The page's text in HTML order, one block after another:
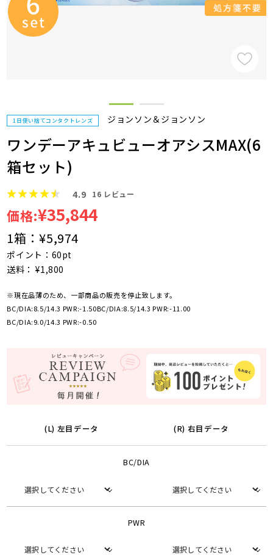
1日使い捨てコンタクトレンズ ジョンソン＆ジョンソン
ワンデーアキュビューオアシスMAX(6
箱セット)
4.9 16 レビュー
価格:¥35,844
1箱：¥5,974
ポイント：60pt
送料： ¥1,800
※現在品薄のため、一部商品の販売を停止致します。
BC/DIA:8.5/14.3 PWR:-1.50BC/DIA:8.5/14.3 PWR:-11.00
BC/DIA:9.0/14.3 PWR:-0.50
(L) 左目データ (R) 右目データ
BC/DIA
PWR